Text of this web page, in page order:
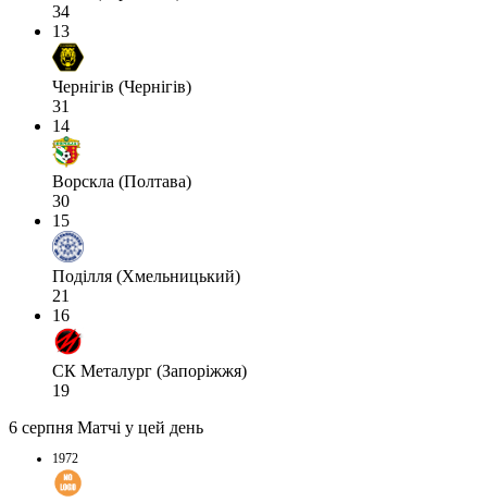
34
13
Чернігів (Чернігів)
31
14
Ворскла (Полтава)
30
15
Поділля (Хмельницький)
21
16
СК Металург (Запоріжжя)
19
6 серпня Матчі у цей день
1972